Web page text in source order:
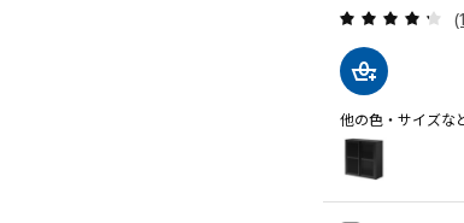
他の色・サイズな
IVAR イーヴァル
オプション: